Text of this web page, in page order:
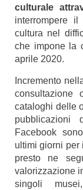
culturale
interrompere
cultura nel
che impone la
aprile 2020.
Incremento
consultazione
cataloghi delle
Facebook
ultimi giorni per
presto ne
valorizzazione
singoli